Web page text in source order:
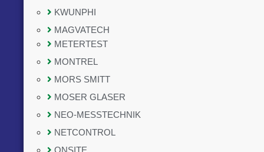
KWUNPHI
MAGVATECH
METERTEST
MONTREL
MORS SMITT
MOSER GLASER
NEO-MESSTECHNIK
NETCONTROL
ONSITE